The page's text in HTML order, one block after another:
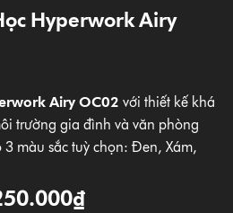
Hyperwork Airy
Airy OC02 với thiết kế khá
trường gia đình và văn phòng
màu sắc tuỳ chọn: Đen, Xám,
₫